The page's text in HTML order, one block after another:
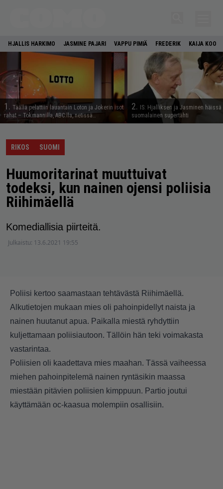
HJALLIS HARKIMO JASMINE PAJARI VAPPU PIMIÄ FREDERIK KAIJA KOO
1. Täällä pelattiin lauantain Loton ja Jokerin isot
rahat – Tokmannilla, ABC:lla, netissä…
2.
IS: Hjalliksen ja Jasminen häissä
suomalainen supertähti
RIKOS SUOMI
Huumoritarinat muuttuivat
todeksi, kun nainen ojensi poliisia
Riihimäellä
Komediallisia piirteitä.
Julkaistu: 13.6.2021 19:55
Poliisi kertoo saamastaan tehtävästä Riihimäellä.
Alkutietojen mukaan mies oli pahoinpidellyt naista ja
nainen huutanut apua. Paikalla miestä ryhdyttiin
kuljettamaan poliisiautoon. Tällöin hän teki voimakasta
vastarintaa.
Poliisien oli kaadettava mies maahan. Tässä vaiheessa
miehen pahoinpitelemä nainen ryntäsikin maassa
miestään pitävien poliisien kimppuun. Partio joutui
käyttämään oc-kaasua molempiin osallisiin.